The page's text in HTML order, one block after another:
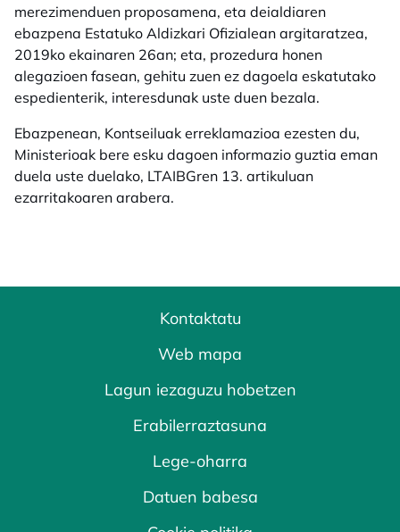
merezimenduen proposamena, eta deialdiaren
ebazpena Estatuko Aldizkari Ofizialean argitaratzea,
2019ko ekainaren 26an; eta, prozedura honen
alegazioen fasean, gehitu zuen ez dagoela eskatutako
espedienterik, interesdunak uste duen bezala.
Ebazpenean, Kontseiluak erreklamazioa ezesten du,
Ministerioak bere esku dagoen informazio guztia eman
duela uste duelako, LTAIBGren 13. artikuluan
ezarritakoaren arabera.
Kontaktatu
Web mapa
Lagun iezaguzu hobetzen
Erabilerraztasuna
Lege-oharra
Datuen babesa